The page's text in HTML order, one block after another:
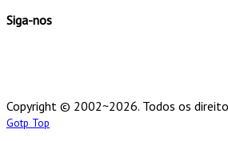
Siga-nos
Copyright © 2002~2026. Todos os
Gotp Top